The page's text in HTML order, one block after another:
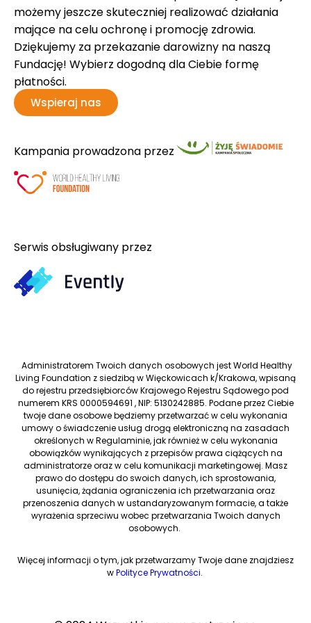
możemy jeszcze skuteczniej realizować działania
mające na celu ochronę i promocję zdrowia.
Dziękujemy za przekazanie darowizny na naszą
Fundację! Wybierz dogodną dla Ciebie formę
płatności.
Wspieraj nas
Kampania prowadzona przez
Serwis obsługiwany przez
Administratorem Twoich danych osobowych jest World Healthy
Living Foundation z siedzibą w Więckowicach k/Krakowa, wpisaną
do rejestru przedsiębiorców Krajowego Rejestru Sądowego pod
numerem KRS 0000594691 , NIP: 5130242885. Podane przez Ciebie
twoje dane osobowe będziemy przetwarzać w celu wykonania
umowy o świadczenie usług drogą elektroniczną na zasadach
określonych w Regulaminie, jak również w celu wykonania
obowiązków wynikających z przepisów prawa ciążących na
administratorze oraz w celu komunikacji marketingowej. Masz
prawo do dostępu do swoich danych, ich sprostowania,
usunięcia, żądania ograniczenia ich przetwarzania oraz
przenoszenia danych w ustandaryzowanym formacie, a także
wyrażenia sprzeciwu wobec przetwarzania Twoich danych
osobowych.
Więcej informacji o tym, jak przetwarzamy Twoje dane znajdziesz
wPolityce Prywatności.